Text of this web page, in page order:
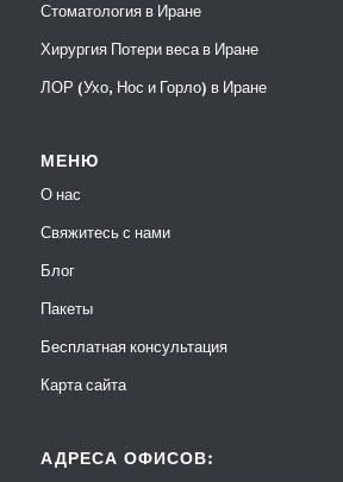
Стоматология в Иране
Хирургия Потери веса в Иране
ЛОР (Ухо, Нос и Горло) в Иране
МЕНЮ
О нас
Свяжитесь с нами
Блог
Пакеты
Бесплатная консультация
Карта сайта
АДРЕСА ОФИСОВ: